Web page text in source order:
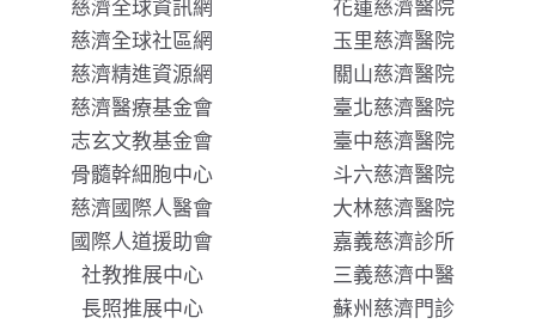
慈濟全球資訊網
慈濟全球社區網
慈濟精進資源網
慈濟醫療基金會
志玄文教基金會
骨髓幹細胞中心
慈濟國際人醫會
國際人道援助會
社教推展中心
長照推展中心
花蓮慈濟醫院
玉里慈濟醫院
關山慈濟醫院
臺北慈濟醫院
臺中慈濟醫院
斗六慈濟醫院
大林慈濟醫院
嘉義慈濟診所
三義慈濟中醫
蘇州慈濟門診